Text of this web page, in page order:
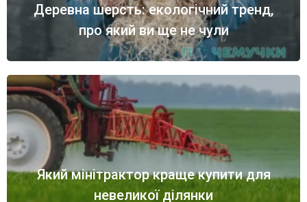
Деревна шерсть: екологічний тренд,
про який ви ще не чули
Який мінітрактор краще купити для
невеликої ділянки